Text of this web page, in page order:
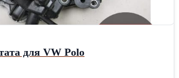
скоростной, лёгкий и динамичный. Имеет
дизайн.
для VW Polo